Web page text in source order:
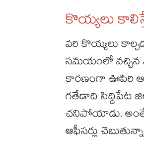
కొయ్యలు
వరి కొయ్యలు
సమయంలో వచ్చిన
కారణంగా ఊపిరి
గతేడాది సిద్దిపేట
చనిపోయాడు.
ఆఫీసర్లు